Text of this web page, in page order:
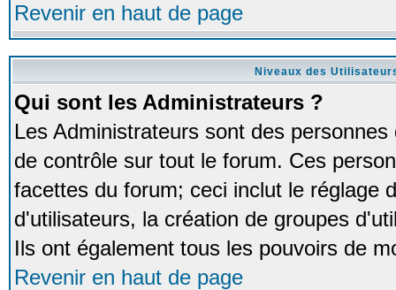
Revenir en haut de page
Niveaux des
Qui sont les Administrateurs ?
Les Administrateurs sont des
de contrôle sur tout le forum. Ces
facettes du forum; ceci inclut le réglage
d'utilisateurs, la création de groupes
Ils ont également tous les pouvoirs de
Revenir en haut de page